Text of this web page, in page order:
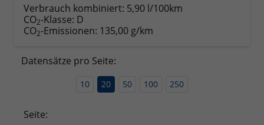
Verbrauch kombiniert: 5,90 l/100km
CO2-Klasse: D
CO2-Emissionen: 135,00 g/km
Datensätze pro Seite:
10 20 50 100 250
Seite: